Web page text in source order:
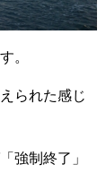
。
られた感じ
強制終了」